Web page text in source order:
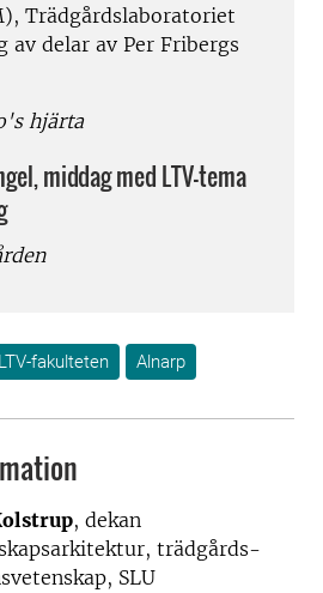
Trädgårdslaboratoriet
av delar av Per Fribergs
hjärta
middag med LTV-tema
LTV-fakulteten Alnarp
, dekan
trädgårds-
SLU